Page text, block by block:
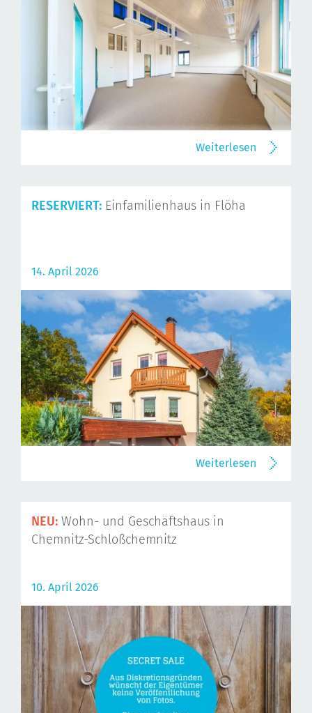
Weiterlesen
RESERVIERT: Einfamilienhaus in Flöha
14. April 2026
Weiterlesen
NEU: Wohn- und Geschäftshaus in
Chemnitz-Schloßchemnitz
10. April 2026